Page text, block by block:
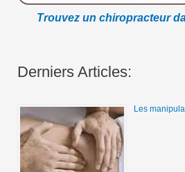
Trouvez un chiropracteur
Derniers Articles:
Les